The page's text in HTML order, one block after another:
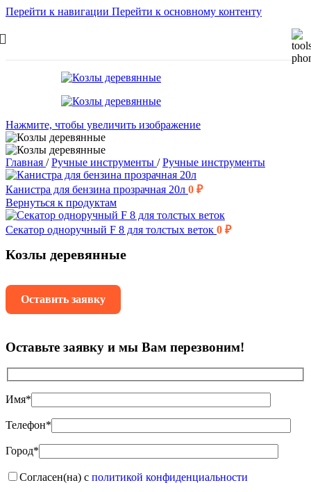
Перейти к навигации Перейти к основному контенту
Нажмите, чтобы увеличить изображение
Главная / Ручные инструменты / Ручные инструменты
Канистра для бензина прозрачная 20л 0 ₽
Вернуться к продуктам
Секатор одноручный F 8 для толстых веток 0 ₽
Козлы деревянные
Оставить заявку
Оставьте заявку и мы Вам перезвоним!
Имя*
Телефон*
Город*
Согласен(на) с политикой конфиденциальности